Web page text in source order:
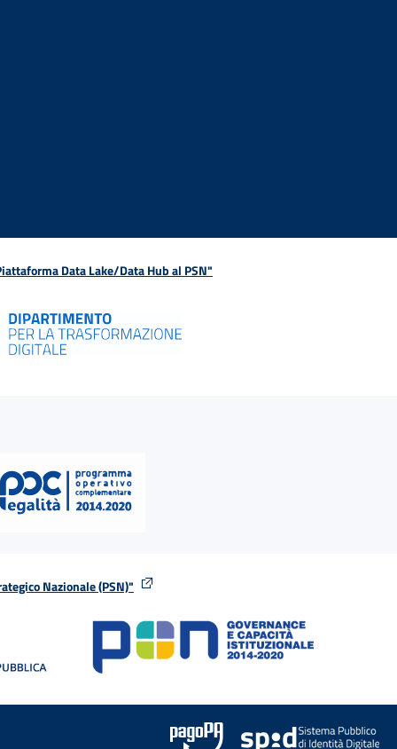
Data Lake/Data Hub al PSN"
Nazionale (PSN)"
stessa finestra